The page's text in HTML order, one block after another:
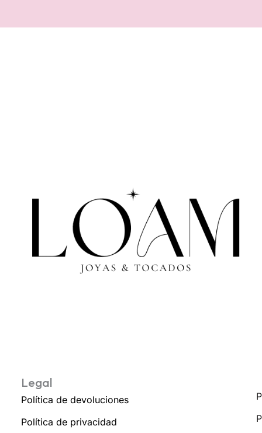
Legal
Política de devoluciones
Política de privacidad